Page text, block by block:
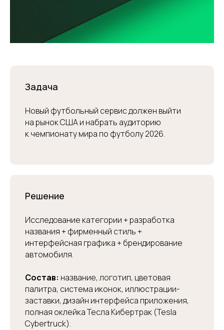
Задача
Новый футбольный сервис должен выйти
на рынок США и набрать аудиторию
к чемпионату мира по футболу 2026.
Решение
Исследование категории + разработка
названия + фирменный стиль +
интерфейсная графика + брендирование
автомобиля.
Состав: название, логотип, цветовая
палитра, система иконок, иллюстрации-
заставки, дизайн интерфейса приложения,
полная оклейка Тесла Кибертрак (Tesla
Cybertruck).